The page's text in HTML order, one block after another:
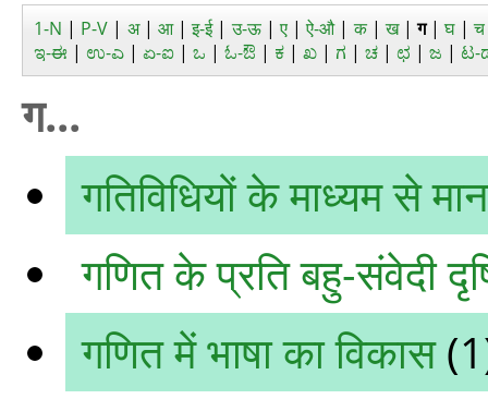
1-N | P-V | अ| आ|इ-ई|उ-ऊ|ए|ऐ-औ|क|ख|ग|घ|च
ಇ-ಈ | ಉ-ಎ | ಏ-ಐ | ಒ | ಓ-ಔ | ಕ | ಖ | ಗ | ಚ | ಛ | ಜ | ಟ-
ग...
गतिविधियों के माध्यम से
गणित के प्रति बहु-संवेदी
गणित में भाषा का विकास